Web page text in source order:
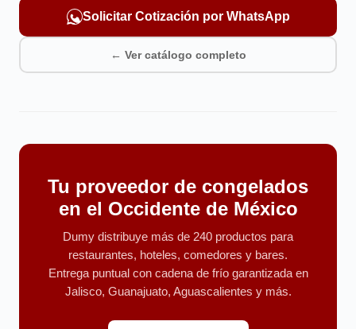
Solicitar Cotización por WhatsApp
← Ver catálogo completo
Tu proveedor de congelados
en el Occidente de México
Dumy distribuye más de 240 productos para
restaurantes, hoteles, comedores y bares.
Entrega puntual con cadena de frío garantizada en
Jalisco, Guanajuato, Aguascalientes y más.